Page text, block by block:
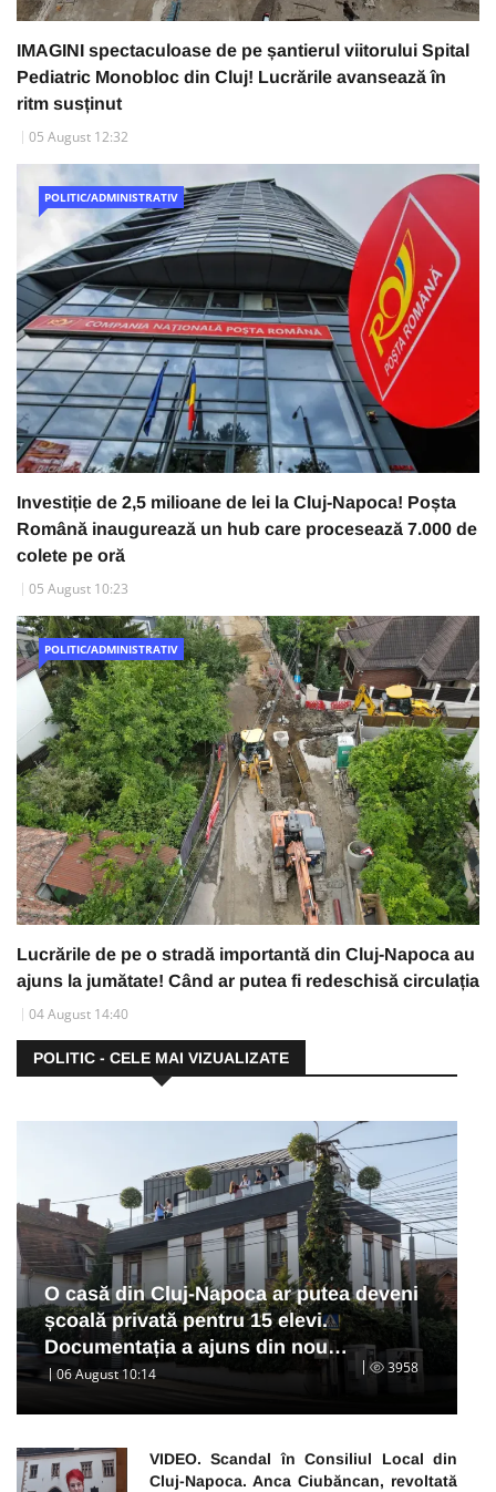
IMAGINI spectaculoase de pe șantierul viitorului Spital
Pediatric Monobloc din Cluj! Lucrările avansează în
ritm susținut
05 August 12:32
POLITIC/ADMINISTRATIV
Investiție de 2,5 milioane de lei la Cluj-Napoca! Poșta
Română inaugurează un hub care procesează 7.000 de
colete pe oră
05 August 10:23
POLITIC/ADMINISTRATIV
Lucrările de pe o stradă importantă din Cluj-Napoca au
ajuns la jumătate! Când ar putea fi redeschisă circulația
04 August 14:40
POLITIC - CELE MAI VIZUALIZATE
O casă din Cluj-Napoca ar putea deveni
școală privată pentru 15 elevi.
Documentația a ajuns din nou…
06 August 10:14 3958
VIDEO. Scandal în Consiliul Local din
Cluj-Napoca. Anca Ciubăncan, revoltată